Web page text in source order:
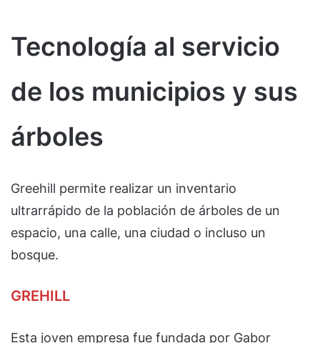
Tecnología al servicio
de los municipios y sus
árboles
Greehill permite realizar un inventario
ultrarrápido de la población de árboles de un
espacio, una calle, una ciudad o incluso un
bosque.
GREHILL
Esta joven empresa fue fundada por Gabor